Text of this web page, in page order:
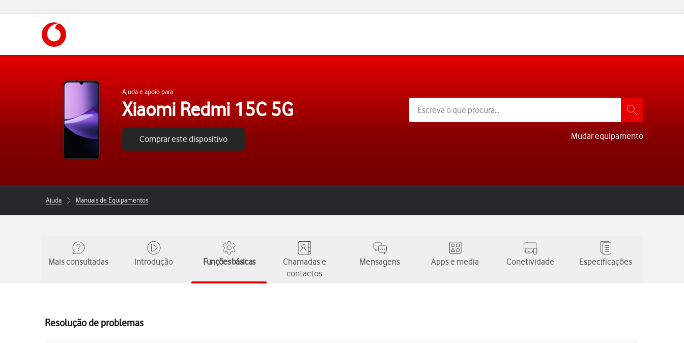
Ajuda e apoio para
Xiaomi Redmi 15C 5G
Comprar este dispositivo Mudar equipamento
Ajuda Manuais de Equipamentos
Mais consultadas Introdução Funções básicas
Chamadas e
contactos
Mensagens Apps e media Conetividade Especificações
Resolução de problemas